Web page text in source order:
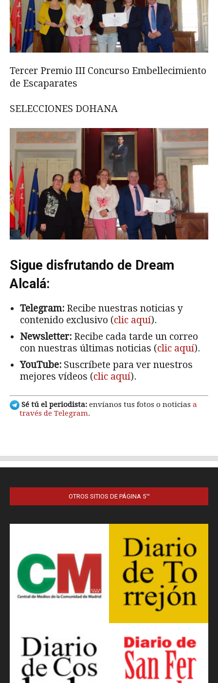
OTROS SITIOS DE PÁGINA 5™